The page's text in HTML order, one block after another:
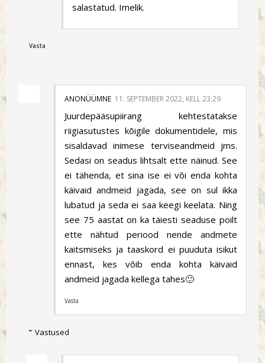
salastatud. Imelik.
Vasta
ANONÜÜMNE 11. SEPTEMBER 2022, KELL 23:29
Juurdepääsupiirang kehtestatakse
riigiasutustes kõigile dokumentidele, mis
sisaldavad inimese terviseandmeid jms.
Sedasi on seadus lihtsalt ette näinud. See
ei tähenda, et sina ise ei või enda kohta
käivaid andmeid jagada, see on sul ikka
lubatud ja seda ei saa keegi keelata. Ning
see 75 aastat on ka täiesti seaduse poilt
ette nähtud periood nende andmete
kaitsmiseks ja taaskord ei puuduta isikut
ennast, kes võib enda kohta käivaid
andmeid jagada kellega tahes🙂
Vasta
Vastused